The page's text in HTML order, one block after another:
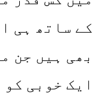
کے ساتھ ہی
بھی ہیں جن
ایک خوبی